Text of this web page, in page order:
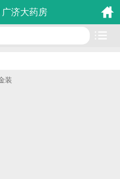
广济大药房
白金装